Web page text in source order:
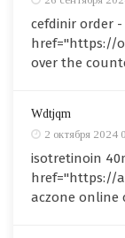
cefdinir order -
href="https://
over the
Wdtjqm
2 октября 2024
isotretinoin
href="https://
aczone online